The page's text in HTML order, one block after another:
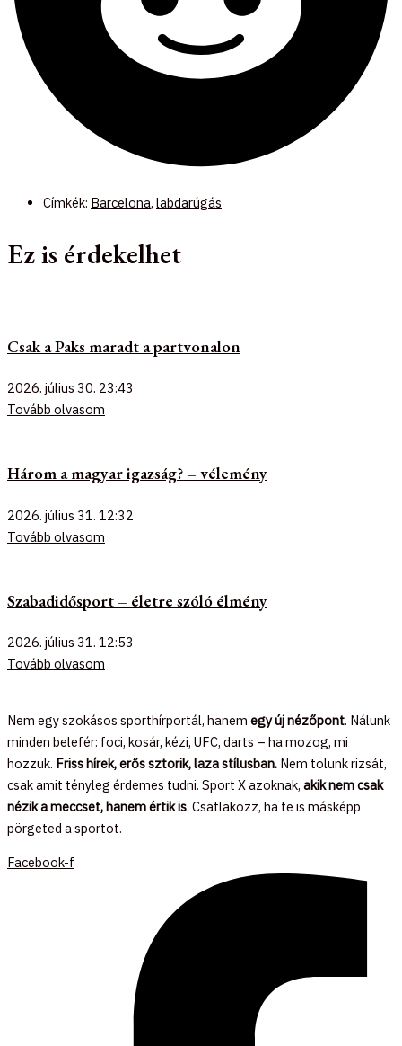
Címkék: Barcelona, labdarúgás
Ez is érdekelhet
Csak a Paks maradt a partvonalon
2026. július 30. 23:43
Tovább olvasom
Három a magyar igazság? – vélemény
2026. július 31. 12:32
Tovább olvasom
Szabadidősport – életre szóló élmény
2026. július 31. 12:53
Tovább olvasom
Nem egy szokásos sporthírportál, hanem egy új nézőpont. Nálunk
minden belefér: foci, kosár, kézi, UFC, darts – ha mozog, mi
hozzuk. Friss hírek, erős sztorik, laza stílusban. Nem tolunk rizsát,
csak amit tényleg érdemes tudni. Sport X azoknak, akik nem csak
nézik a meccset, hanem értik is. Csatlakozz, ha te is másképp
pörgeted a sportot.
Facebook-f